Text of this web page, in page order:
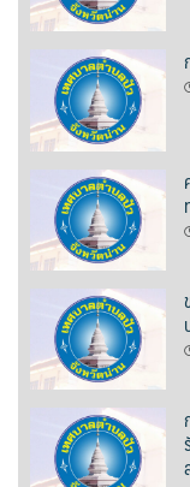
ตูบฮิมโต้งโฮมสเตย์
นครน่านอพาร์ทเม้น
นะลาวิวรีสอร์ท
นาต้นบัวโฮมสเตย์
น่านปัว รีสอร์ท
นาเหล่า เก๊าสลี โฮ
นาไผ่ปัววิว
บวกบัววิวรีสอร์ท
บ้านกังหัน @ ปัวค